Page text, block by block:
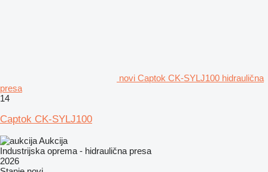
novi Captok CK-SYLJ100 hidraulična
presa
14
Captok CK-SYLJ100
Aukcija
Industrijska oprema - hidraulična presa
2026